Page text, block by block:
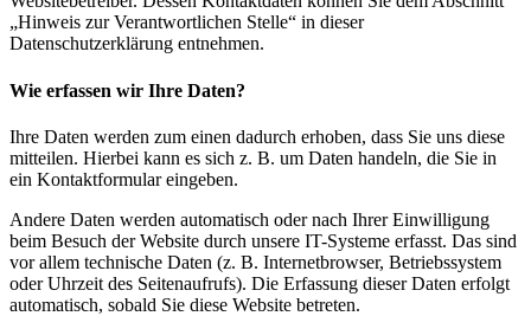
„Hinweis zur Verantwortlichen Stelle“ in dieser
Datenschutzerklärung entnehmen.
Wie erfassen wir Ihre Daten?
Ihre Daten werden zum einen dadurch erhoben, dass Sie uns diese
mitteilen. Hierbei kann es sich z. B. um Daten handeln, die Sie in
ein Kontaktformular eingeben.
Andere Daten werden automatisch oder nach Ihrer Einwilligung
beim Besuch der Website durch unsere IT-Systeme erfasst. Das sind
vor allem technische Daten (z. B. Internetbrowser, Betriebssystem
oder Uhrzeit des Seitenaufrufs). Die Erfassung dieser Daten erfolgt
automatisch, sobald Sie diese Website betreten.